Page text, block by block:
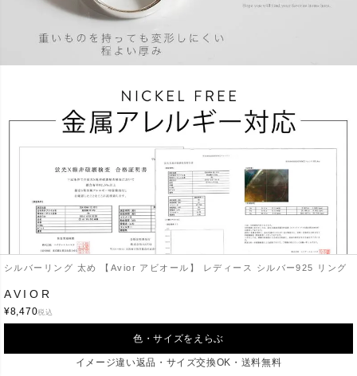
シルバーリング 太め 【Avior アビオール】 レディース シルバー925 リング
AVIOR
¥8,470税込
色・サイズをえらぶ
イメージ違い返品・サイズ交換OK・送料無料